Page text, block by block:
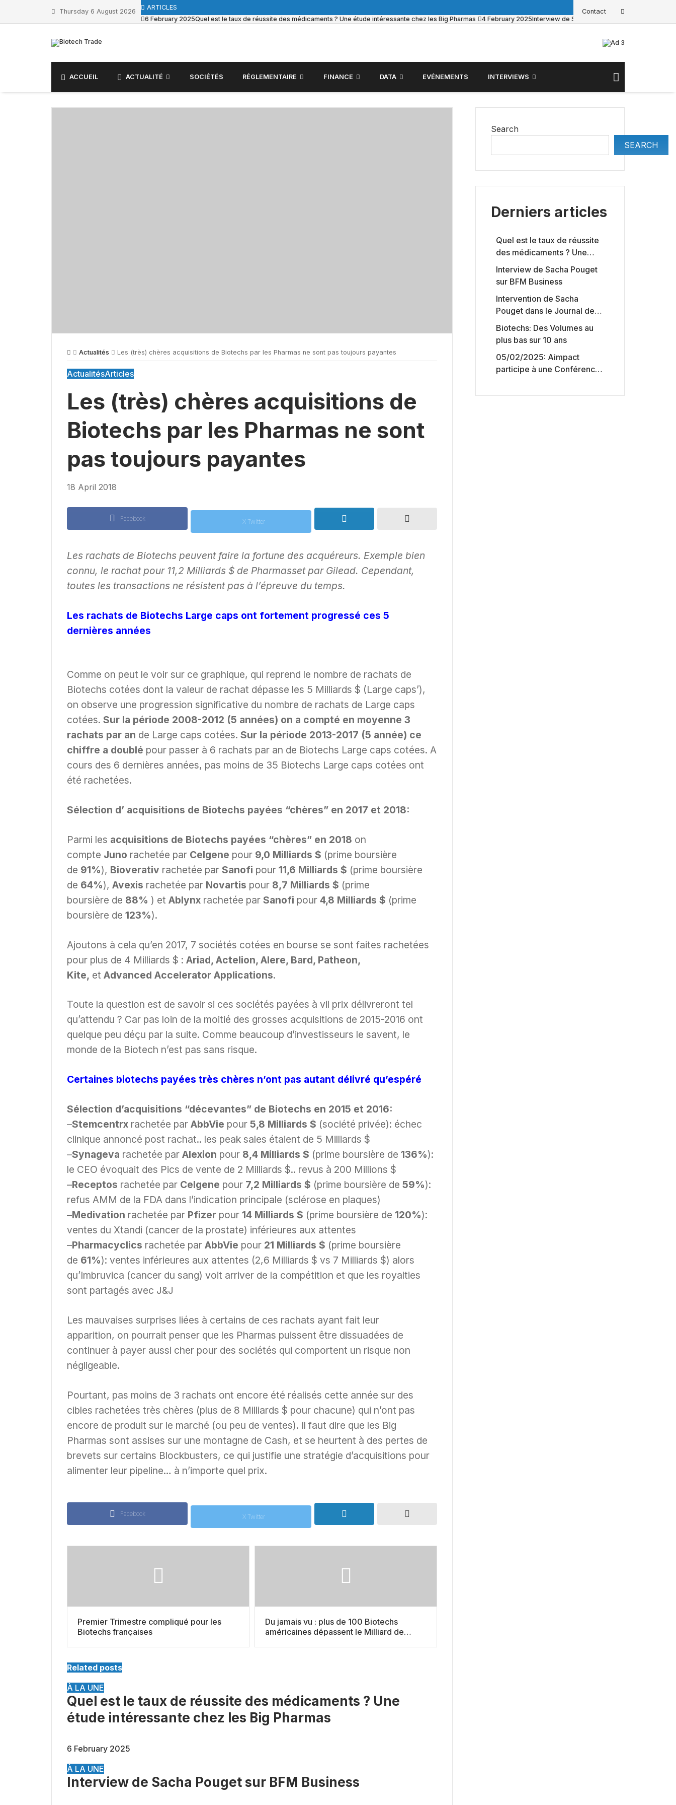
Thursday 6 August 2026
ARTICLES
6 February 2025Quel est le taux de réussite des médicaments ? Une étude intéressante chez les Big Pharmas 4 February 2025Interview de Sacha Pouget sur BFM Business
Contact
ACCUEIL ACTUALITÉ SOCIÉTÉS RÉGLEMENTAIRE FINANCE DATA EVÉNEMENTS INTERVIEWS
Actualités Les (très) chères acquisitions de Biotechs par les Pharmas ne sont pas toujours payantes
ActualitésArticles
Les (très) chères acquisitions de
Biotechs par les Pharmas ne sont
pas toujours payantes
18 April 2018
Facebook X Twitter
Les rachats de Biotechs peuvent faire la fortune des acquéreurs. Exemple bien
connu, le rachat pour 11,2 Milliards $ de Pharmasset par Gilead. Cependant,
toutes les transactions ne résistent pas à l’épreuve du temps.
Les rachats de Biotechs Large caps ont fortement progressé ces 5
dernières années
Comme on peut le voir sur ce graphique, qui reprend le nombre de rachats de
Biotechs cotées dont la valeur de rachat dépasse les 5 Milliards $ (Large caps’),
on observe une progression significative du nombre de rachats de Large caps
cotées. Sur la période 2008-2012 (5 années) on a compté en moyenne 3
rachats par an de Large caps cotées. Sur la période 2013-2017 (5 année) ce
chiffre a doublé pour passer à 6 rachats par an de Biotechs Large caps cotées. A
cours des 6 dernières années, pas moins de 35 Biotechs Large caps cotées ont
été rachetées.
Sélection d’ acquisitions de Biotechs payées “chères” en 2017 et 2018:
Parmi les acquisitions de Biotechs payées “chères” en 2018 on
compte Juno rachetée par Celgene pour 9,0 Milliards $ (prime boursière
de 91%), Bioverativ rachetée par Sanofi pour 11,6 Milliards $ (prime boursière
de 64%), Avexis rachetée par Novartis pour 8,7 Milliards $ (prime
boursière de 88% ) et Ablynx rachetée par Sanofi pour 4,8 Milliards $ (prime
boursière de 123%).
Ajoutons à cela qu’en 2017, 7 sociétés cotées en bourse se sont faites rachetées
pour plus de 4 Milliards $ : Ariad, Actelion, Alere, Bard, Patheon,
Kite, et Advanced Accelerator Applications.
Toute la question est de savoir si ces sociétés payées à vil prix délivreront tel
qu’attendu ? Car pas loin de la moitié des grosses acquisitions de 2015-2016 ont
quelque peu déçu par la suite. Comme beaucoup d’investisseurs le savent, le
monde de la Biotech n’est pas sans risque.
Certaines biotechs payées très chères n’ont pas autant délivré qu’espéré
Sélection d’acquisitions “décevantes” de Biotechs en 2015 et 2016:
–Stemcentrx rachetée par AbbVie pour 5,8 Milliards $ (société privée): échec
clinique annoncé post rachat.. les peak sales étaient de 5 Milliards $
–Synageva rachetée par Alexion pour 8,4 Milliards $ (prime boursière de 136%):
le CEO évoquait des Pics de vente de 2 Milliards $.. revus à 200 Millions $
–Receptos rachetée par Celgene pour 7,2 Milliards $ (prime boursière de 59%):
refus AMM de la FDA dans l’indication principale (sclérose en plaques)
–Medivation rachetée par Pfizer pour 14 Milliards $ (prime boursière de 120%):
ventes du Xtandi (cancer de la prostate) inférieures aux attentes
–Pharmacyclics rachetée par AbbVie pour 21 Milliards $ (prime boursière
de 61%): ventes inférieures aux attentes (2,6 Milliards $ vs 7 Milliards $) alors
qu’Imbruvica (cancer du sang) voit arriver de la compétition et que les royalties
sont partagés avec J&J
Les mauvaises surprises liées à certains de ces rachats ayant fait leur
apparition, on pourrait penser que les Pharmas puissent être dissuadées de
continuer à payer aussi cher pour des sociétés qui comportent un risque non
négligeable.
Pourtant, pas moins de 3 rachats ont encore été réalisés cette année sur des
cibles rachetées très chères (plus de 8 Milliards $ pour chacune) qui n’ont pas
encore de produit sur le marché (ou peu de ventes). Il faut dire que les Big
Pharmas sont assises sur une montagne de Cash, et se heurtent à des pertes de
brevets sur certains Blockbusters, ce qui justifie une stratégie d’acquisitions pour
alimenter leur pipeline… à n’importe quel prix.
Facebook X Twitter
Premier Trimestre compliqué pour les
Biotechs françaises
Du jamais vu : plus de 100 Biotechs
américaines dépassent le Milliard de
Related posts
À LA UNE
Quel est le taux de réussite des médicaments ? Une
étude intéressante chez les Big Pharmas
6 February 2025
À LA UNE
Interview de Sacha Pouget sur BFM Business
Search
SEARCH
Derniers articles
Quel est le taux de réussite
des médicaments ? Une
étude intéressante chez les
Big Pharmas
Interview de Sacha Pouget
sur BFM Business
Intervention de Sacha
Pouget dans le Journal des
Biotechs de Boursorama
Biotechs: Des Volumes au
plus bas sur 10 ans
05/02/2025: Aimpact
participe à une Conférence
capitaux américains,